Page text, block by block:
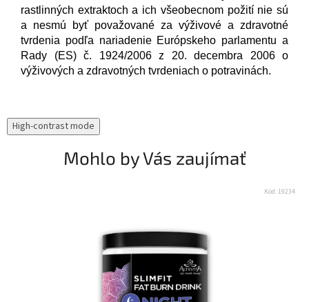
rastlinných extraktoch a ich všeobecnom požití nie sú
a nesmú byť považované za výživové a zdravotné
tvrdenia podľa nariadenie Európskeho parlamentu a
Rady (ES) č. 1924/2006 z 20. decembra 2006 o
výživových a zdravotných tvrdeniach o potravinách.
High-contrast mode
Mohlo by Vás zaujímať
Kód: 19234